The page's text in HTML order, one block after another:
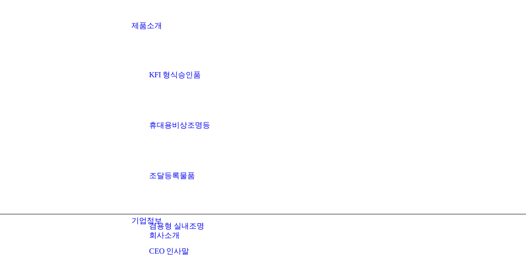
제품소개
KFI 형식승인품
휴대용비상조명등
조달등록물품
겸용형 실내조명
기업정보
회사소개
CEO 인사말